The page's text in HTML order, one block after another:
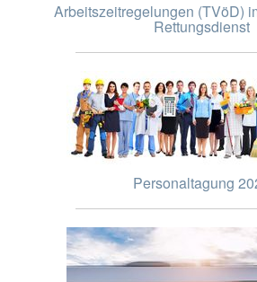
Arbeitszeitregelungen (TVöD)
Rettungsdienst
Personaltagung